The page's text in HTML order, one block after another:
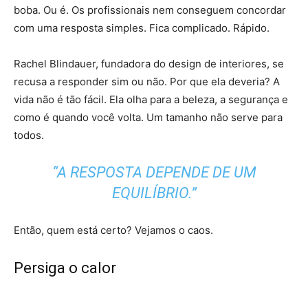
boba. Ou é. Os profissionais nem conseguem concordar
com uma resposta simples. Fica complicado. Rápido.
Rachel Blindauer, fundadora do design de interiores, se
recusa a responder sim ou não. Por que ela deveria? A
vida não é tão fácil. Ela olha para a beleza, a segurança e
como é quando você volta. Um tamanho não serve para
todos.
“A RESPOSTA DEPENDE DE UM
EQUILÍBRIO.”
Então, quem está certo? Vejamos o caos.
Persiga o calor